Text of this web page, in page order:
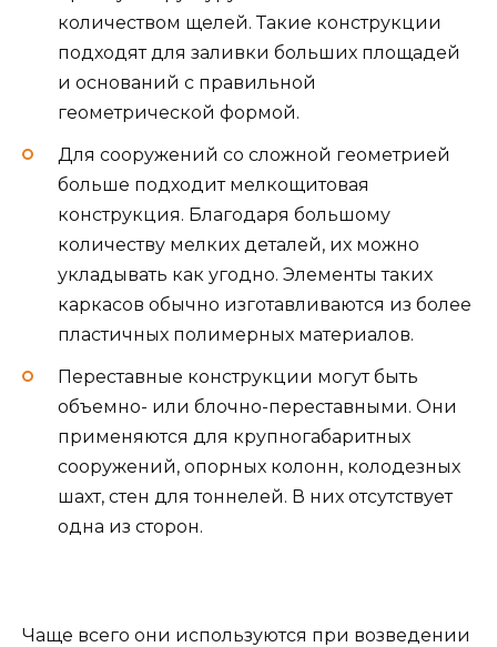
количеством щелей. Такие конструкции
подходят для заливки больших площадей
и оснований с правильной
геометрической формой.
Для сооружений со сложной геометрией
больше подходит мелкощитовая
конструкция. Благодаря большому
количеству мелких деталей, их можно
укладывать как угодно. Элементы таких
каркасов обычно изготавливаются из более
пластичных полимерных материалов.
Переставные конструкции могут быть
объемно- или блочно-переставными. Они
применяются для крупногабаритных
сооружений, опорных колонн, колодезных
шахт, стен для тоннелей. В них отсутствует
одна из сторон.
Чаще всего они используются при возведении